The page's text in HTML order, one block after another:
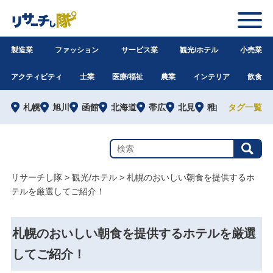
製造業 ファッション サービス業 観光/ホテル 小売業
アクティビティ 士業 医療/福祉 農業 インテリア 飲食
札幌 旭川 函館 帯広 北見 稚内
北海道 道外
タグ一覧
リサーチし隊 > 観光/ホテル > 札幌のおいしい朝食を提供するホ
テルを厳選してご紹介！
札幌のおいしい朝食を提供するホテルを厳選
してご紹介！